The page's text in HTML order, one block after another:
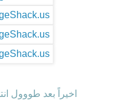
اخيراً بعد طووول